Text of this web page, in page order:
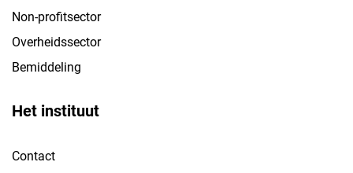
Non-profitsector
Overheidssector
Bemiddeling
Het instituut
Contact